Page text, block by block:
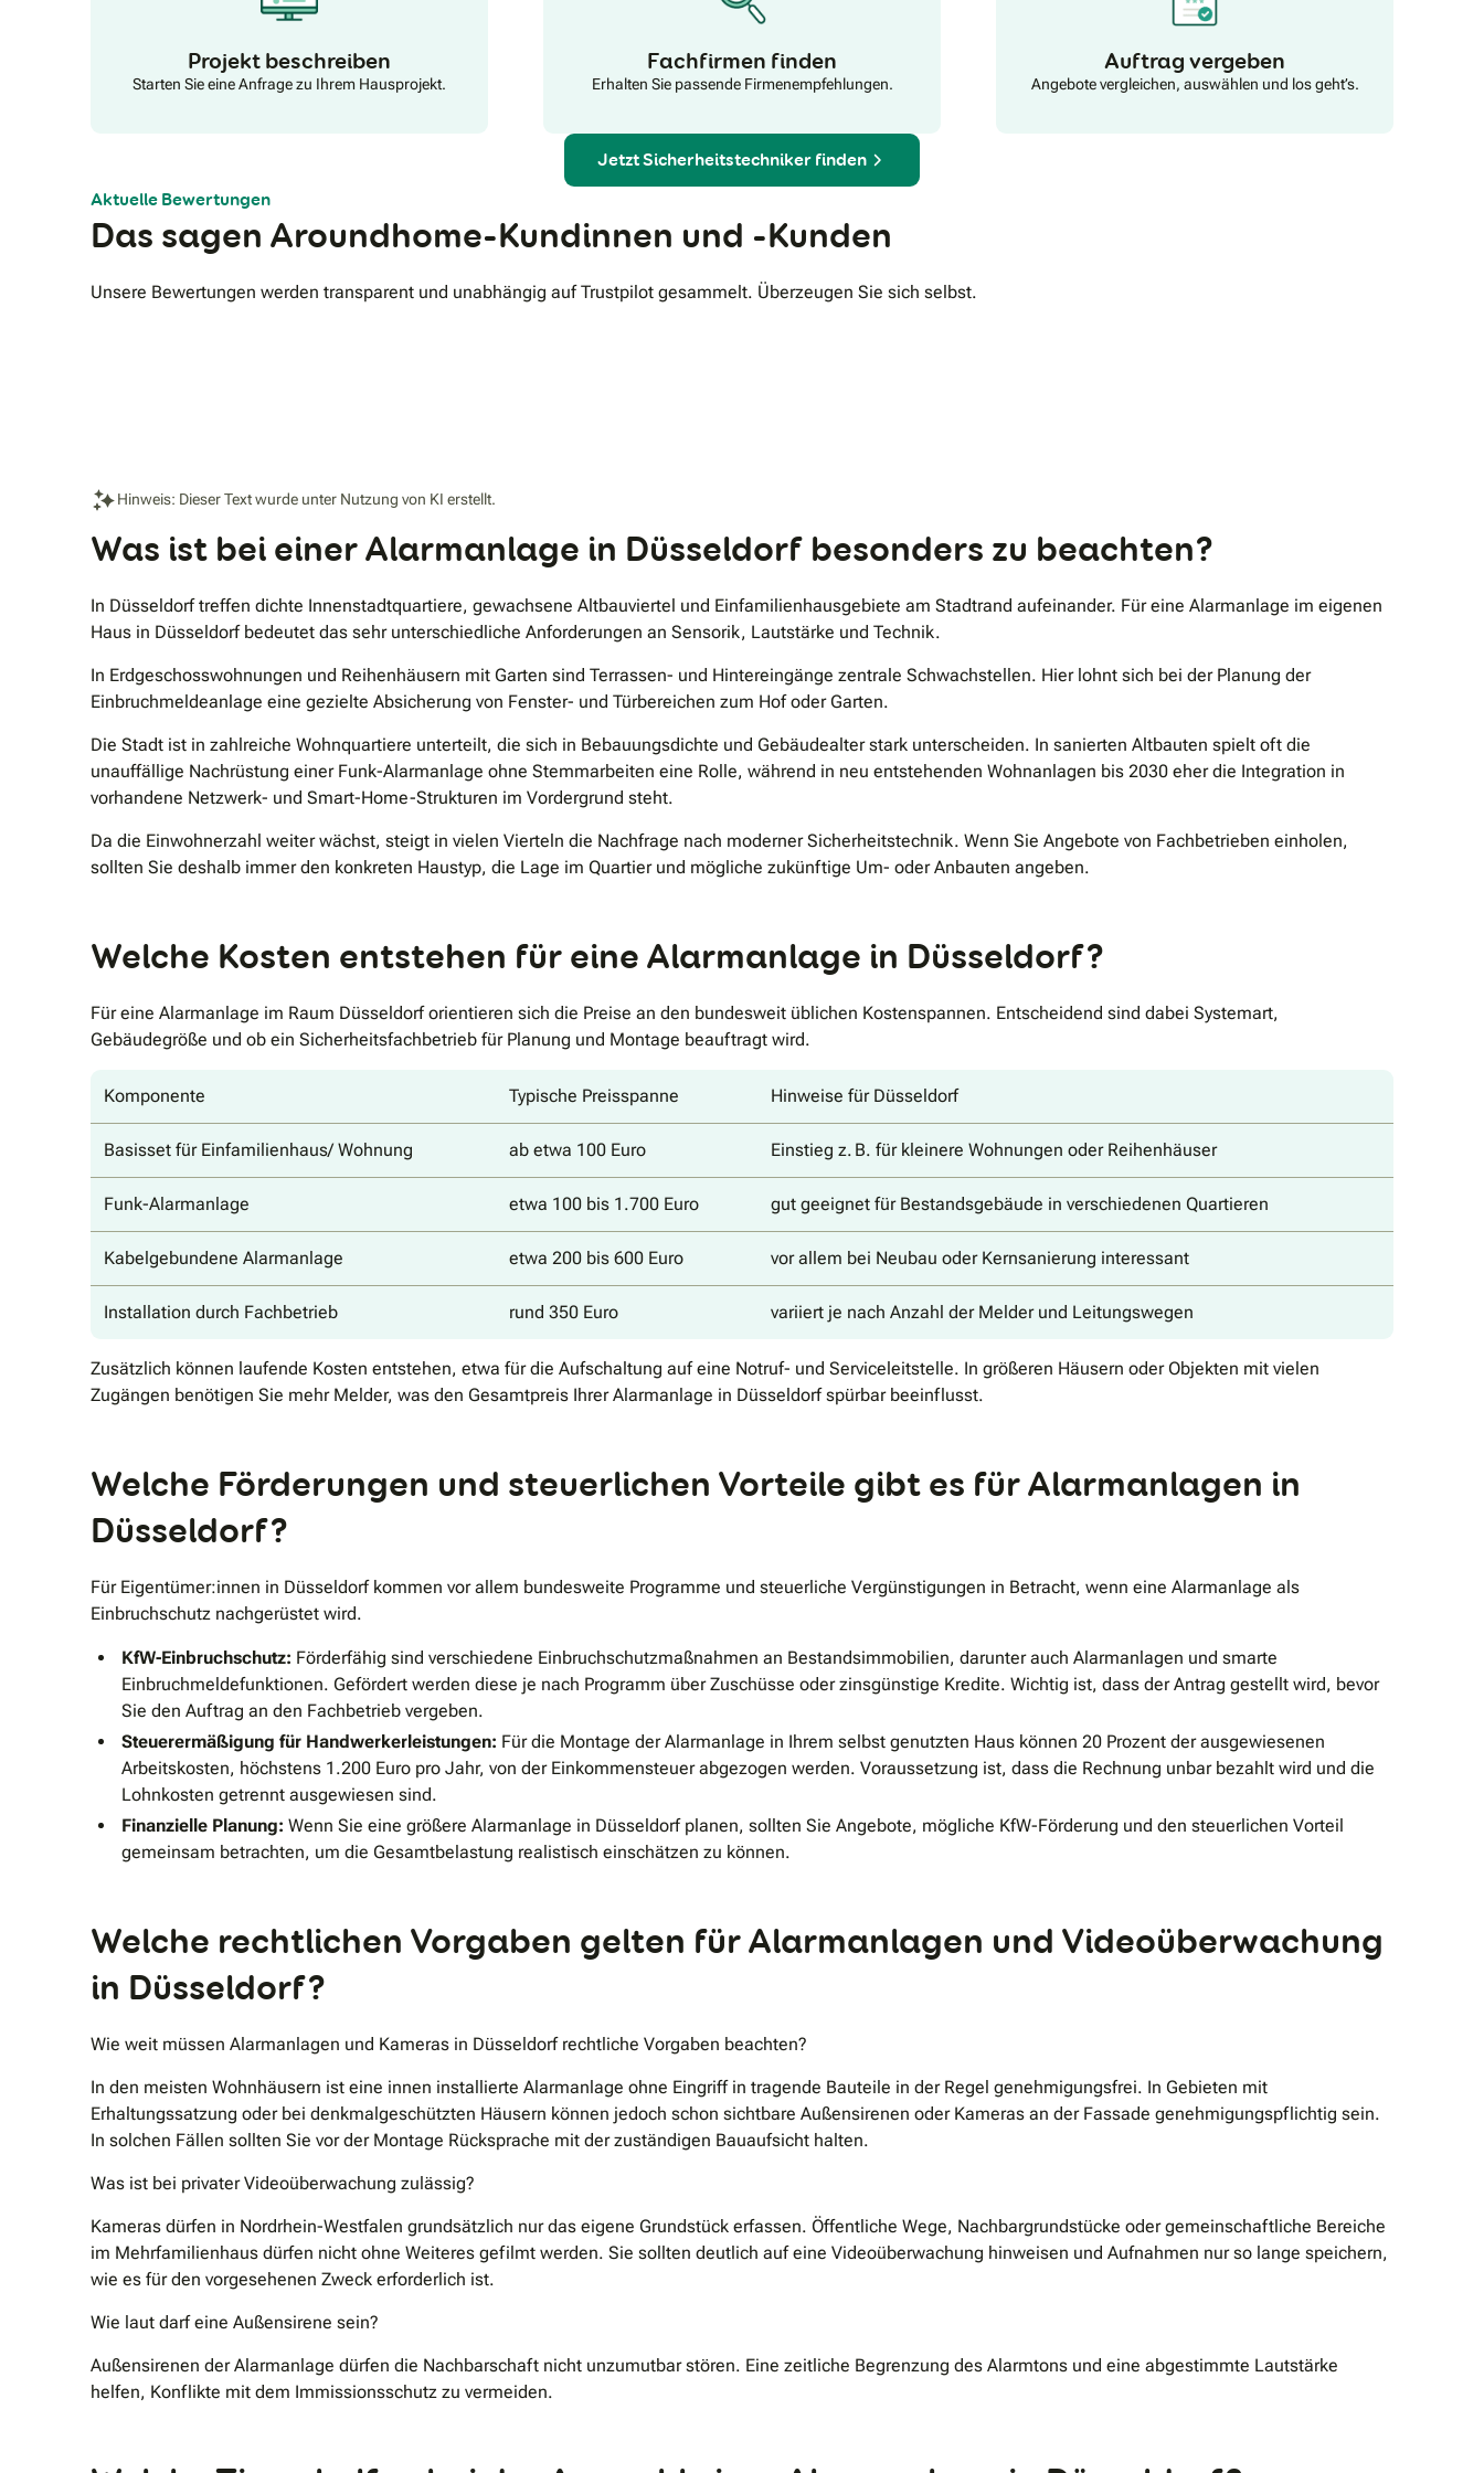
tätigen Unternehmens und können Deutschland ein
Projekt beschreiben
Starten Sie eine Anfrage zu Ihrem Hausprojekt.
Fachfirmen finden
Erhalten Sie passende Firmenempfehlungen.
Auftrag vergeben
Angebote vergleichen, auswählen und los geht’s.
Jetzt Sicherheitstechniker finden
Aktuelle Bewertungen
Das sagen Aroundhome-Kundinnen und -Kunden
Unsere Bewertungen werden transparent und unabhängig auf Trustpilot gesammelt. Überzeugen Sie sich selbst.
Hinweis: Dieser Text wurde unter Nutzung von KI erstellt.
Was ist bei einer Alarmanlage in Düsseldorf besonders zu beachten?
In Düsseldorf treffen dichte Innenstadtquartiere, gewachsene Altbauviertel und Einfamilienhausgebiete am Stadtrand aufeinander. Für eine Alarmanlage im eigenen
Haus in Düsseldorf bedeutet das sehr unterschiedliche Anforderungen an Sensorik, Lautstärke und Technik.
In Erdgeschosswohnungen und Reihenhäusern mit Garten sind Terrassen- und Hintereingänge zentrale Schwachstellen. Hier lohnt sich bei der Planung der
Einbruchmeldeanlage eine gezielte Absicherung von Fenster- und Türbereichen zum Hof oder Garten.
Die Stadt ist in zahlreiche Wohnquartiere unterteilt, die sich in Bebauungsdichte und Gebäudealter stark unterscheiden. In sanierten Altbauten spielt oft die
unauffällige Nachrüstung einer Funk-Alarmanlage ohne Stemmarbeiten eine Rolle, während in neu entstehenden Wohnanlagen bis 2030 eher die Integration in
vorhandene Netzwerk- und Smart-Home-Strukturen im Vordergrund steht.
Da die Einwohnerzahl weiter wächst, steigt in vielen Vierteln die Nachfrage nach moderner Sicherheitstechnik. Wenn Sie Angebote von Fachbetrieben einholen,
sollten Sie deshalb immer den konkreten Haustyp, die Lage im Quartier und mögliche zukünftige Um- oder Anbauten angeben.
Welche Kosten entstehen für eine Alarmanlage in Düsseldorf?
Für eine Alarmanlage im Raum Düsseldorf orientieren sich die Preise an den bundesweit üblichen Kostenspannen. Entscheidend sind dabei Systemart,
Gebäudegröße und ob ein Sicherheitsfachbetrieb für Planung und Montage beauftragt wird.
Komponente Typische Preisspanne Hinweise für Düsseldorf
Basisset für Einfamilienhaus/ Wohnung ab etwa 100 Euro Einstieg z. B. für kleinere Wohnungen oder Reihenhäuser
Funk-Alarmanlage etwa 100 bis 1.700 Euro gut geeignet für Bestandsgebäude in verschiedenen Quartieren
Kabelgebundene Alarmanlage etwa 200 bis 600 Euro vor allem bei Neubau oder Kernsanierung interessant
Installation durch Fachbetrieb rund 350 Euro variiert je nach Anzahl der Melder und Leitungswegen
Zusätzlich können laufende Kosten entstehen, etwa für die Aufschaltung auf eine Notruf- und Serviceleitstelle. In größeren Häusern oder Objekten mit vielen
Zugängen benötigen Sie mehr Melder, was den Gesamtpreis Ihrer Alarmanlage in Düsseldorf spürbar beeinflusst.
Welche Förderungen und steuerlichen Vorteile gibt es für Alarmanlagen in
Düsseldorf?
Für Eigentümer:innen in Düsseldorf kommen vor allem bundesweite Programme und steuerliche Vergünstigungen in Betracht, wenn eine Alarmanlage als
Einbruchschutz nachgerüstet wird.
KfW-Einbruchschutz: Förderfähig sind verschiedene Einbruchschutzmaßnahmen an Bestandsimmobilien, darunter auch Alarmanlagen und smarte
Einbruchmeldefunktionen. Gefördert werden diese je nach Programm über Zuschüsse oder zinsgünstige Kredite. Wichtig ist, dass der Antrag gestellt wird, bevor
Sie den Auftrag an den Fachbetrieb vergeben.
Steuerermäßigung für Handwerkerleistungen: Für die Montage der Alarmanlage in Ihrem selbst genutzten Haus können 20 Prozent der ausgewiesenen
Arbeitskosten, höchstens 1.200 Euro pro Jahr, von der Einkommensteuer abgezogen werden. Voraussetzung ist, dass die Rechnung unbar bezahlt wird und die
Lohnkosten getrennt ausgewiesen sind.
Finanzielle Planung: Wenn Sie eine größere Alarmanlage in Düsseldorf planen, sollten Sie Angebote, mögliche KfW-Förderung und den steuerlichen Vorteil
gemeinsam betrachten, um die Gesamtbelastung realistisch einschätzen zu können.
Welche rechtlichen Vorgaben gelten für Alarmanlagen und Videoüberwachung
in Düsseldorf?
Wie weit müssen Alarmanlagen und Kameras in Düsseldorf rechtliche Vorgaben beachten?
In den meisten Wohnhäusern ist eine innen installierte Alarmanlage ohne Eingriff in tragende Bauteile in der Regel genehmigungsfrei. In Gebieten mit
Erhaltungssatzung oder bei denkmalgeschützten Häusern können jedoch schon sichtbare Außensirenen oder Kameras an der Fassade genehmigungspflichtig sein.
In solchen Fällen sollten Sie vor der Montage Rücksprache mit der zuständigen Bauaufsicht halten.
Was ist bei privater Videoüberwachung zulässig?
Kameras dürfen in Nordrhein-Westfalen grundsätzlich nur das eigene Grundstück erfassen. Öffentliche Wege, Nachbargrundstücke oder gemeinschaftliche Bereiche
im Mehrfamilienhaus dürfen nicht ohne Weiteres gefilmt werden. Sie sollten deutlich auf eine Videoüberwachung hinweisen und Aufnahmen nur so lange speichern,
wie es für den vorgesehenen Zweck erforderlich ist.
Wie laut darf eine Außensirene sein?
Außensirenen der Alarmanlage dürfen die Nachbarschaft nicht unzumutbar stören. Eine zeitliche Begrenzung des Alarmtons und eine abgestimmte Lautstärke
helfen, Konflikte mit dem Immissionsschutz zu vermeiden.